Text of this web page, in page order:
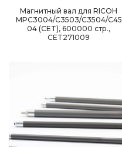
Магнитный вал для RICOH
MPC3004/C3503/C3504/C45
04 (CET), 600000 стр.,
CET271009